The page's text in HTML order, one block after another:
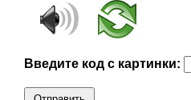
Введите код с картинки: